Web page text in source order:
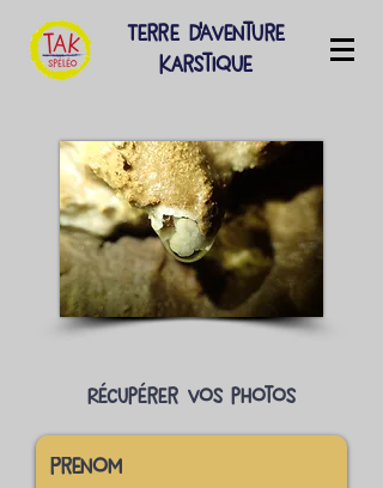
Terre d'Aventure
Karstique
Récupérer vos photos